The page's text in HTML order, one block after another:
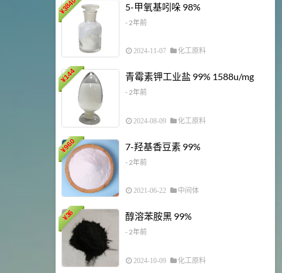
¥
3840 5-甲氧基吲哚 98%
- 2年前
2024-11-07 化工原料
¥
144 青霉素钾工业盐 99% 1588u/mg
- 2年前
2024-08-09 化工原料
¥
960 7-羟基香豆素 99%
- 2年前
2021-06-22 中间体
¥
36 醇溶苯胺黑 99%
- 2年前
2024-10-09 化工原料